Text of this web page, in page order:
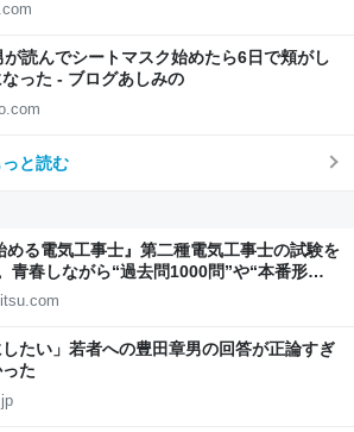
読んでシートマスク始めたら6日で頬がし
った - ブログあしみの
と読む
める電気工事士』第二種電気工事士の試験を
青春しながら“過去問1000問”や“本番形式
に学べるノベルゲーム | ゲーム・エンタメ
したい」若者への豊田章男の回答が正論すぎ
た